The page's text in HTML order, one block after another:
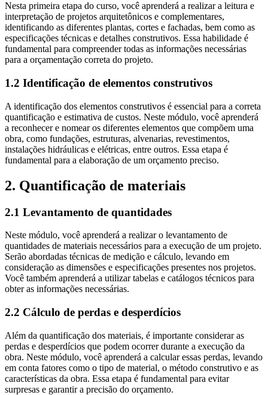
Nesta primeira etapa do curso, você aprenderá a realizar a leitura e
interpretação de projetos arquitetônicos e complementares,
identificando as diferentes plantas, cortes e fachadas, bem como as
especificações técnicas e detalhes construtivos. Essa habilidade é
fundamental para compreender todas as informações necessárias
para a orçamentação correta do projeto.
1.2 Identificação de elementos construtivos
A identificação dos elementos construtivos é essencial para a correta
quantificação e estimativa de custos. Neste módulo, você aprenderá
a reconhecer e nomear os diferentes elementos que compõem uma
obra, como fundações, estruturas, alvenarias, revestimentos,
instalações hidráulicas e elétricas, entre outros. Essa etapa é
fundamental para a elaboração de um orçamento preciso.
2. Quantificação de materiais
2.1 Levantamento de quantidades
Neste módulo, você aprenderá a realizar o levantamento de
quantidades de materiais necessários para a execução de um projeto.
Serão abordadas técnicas de medição e cálculo, levando em
consideração as dimensões e especificações presentes nos projetos.
Você também aprenderá a utilizar tabelas e catálogos técnicos para
obter as informações necessárias.
2.2 Cálculo de perdas e desperdícios
Além da quantificação dos materiais, é importante considerar as
perdas e desperdícios que podem ocorrer durante a execução da
obra. Neste módulo, você aprenderá a calcular essas perdas, levando
em conta fatores como o tipo de material, o método construtivo e as
características da obra. Essa etapa é fundamental para evitar
surpresas e garantir a precisão do orçamento.